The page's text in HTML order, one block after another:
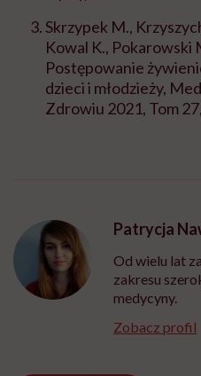
Skrzypek M.,
Kowal K., Pokarowski
Postępowanie
dzieci i młodzieży,
Zdrowiu 2021, Tom
Patrycja
Od wielu lat
zakresu
medycyny.
Zobacz profil